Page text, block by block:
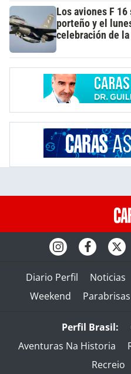
Los aviones F
porteño y el
celebración de
Diario Perfil Noticias
Weekend
Parabrisas
Perfil Brasil:
Aventuras Na Historia
Recreio